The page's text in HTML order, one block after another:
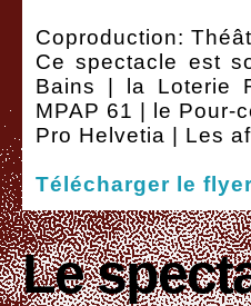
Coproduction:
Ce spectacle est
Bains | la Loterie
MPAP 61 | le Pour-
Pro Helvetia | Les
Télécharger le
Le